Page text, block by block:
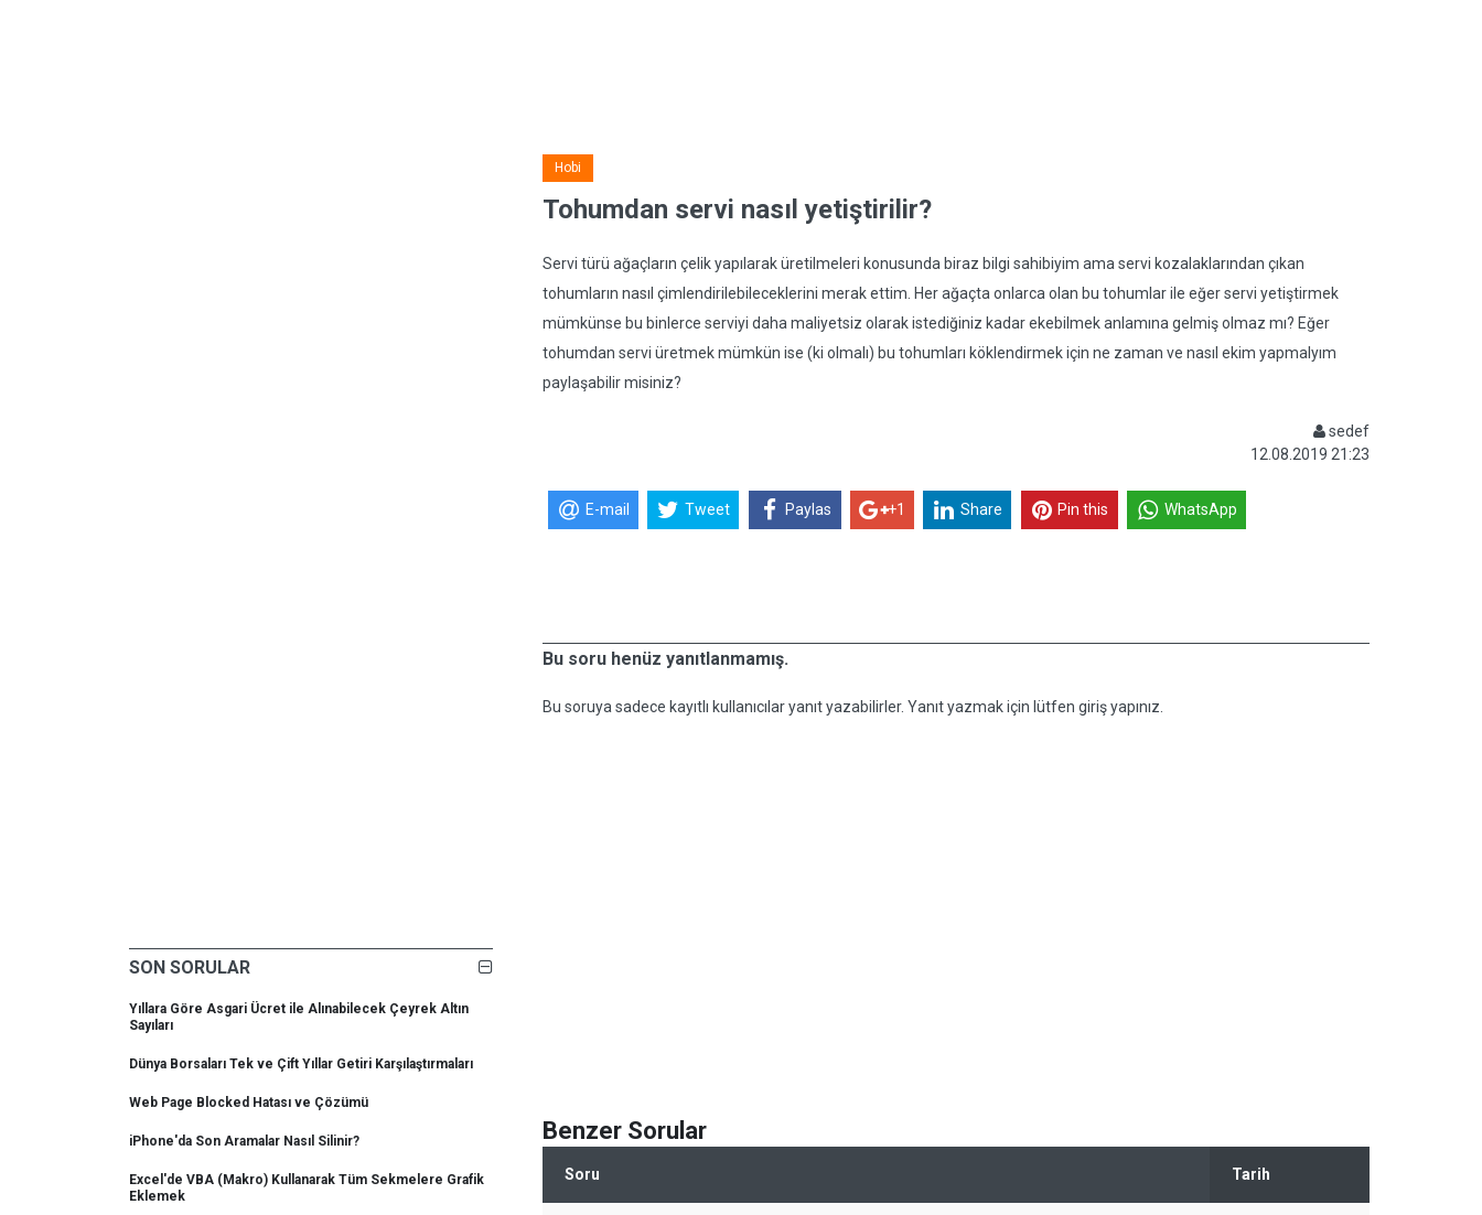
SON SORULAR
Yıllara Göre Asgari Ücret ile Alınabilecek Çeyrek Altın
Sayıları
Dünya Borsaları Tek ve Çift Yıllar Getiri Karşılaştırmaları
Web Page Blocked Hatası ve Çözümü
iPhone'da Son Aramalar Nasıl Silinir?
Excel'de VBA (Makro) Kullanarak Tüm Sekmelere Grafik
Eklemek
Hobi
Tohumdan servi nasıl yetiştirilir?
Servi türü ağaçların çelik yapılarak üretilmeleri konusunda biraz bilgi sahibiyim ama servi kozalaklarından çıkan
tohumların nasıl çimlendirilebileceklerini merak ettim. Her ağaçta onlarca olan bu tohumlar ile eğer servi yetiştirmek
mümkünse bu binlerce serviyi daha maliyetsiz olarak istediğiniz kadar ekebilmek anlamına gelmiş olmaz mı? Eğer
tohumdan servi üretmek mümkün ise (ki olmalı) bu tohumları köklendirmek için ne zaman ve nasıl ekim yapmalyım
paylaşabilir misiniz?
sedef
12.08.2019 21:23
E-mail Tweet Paylas +1 Share Pin this WhatsApp
Bu soru henüz yanıtlanmamış.
Bu soruya sadece kayıtlı kullanıcılar yanıt yazabilirler. Yanıt yazmak için lütfen giriş yapınız.
Benzer Sorular
Soru Tarih